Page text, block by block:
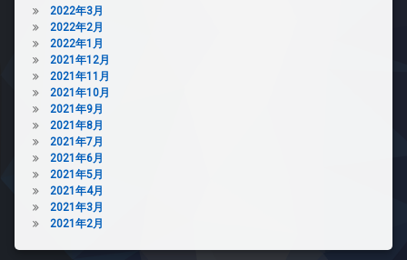
2022年3月
2022年2月
2022年1月
2021年12月
2021年11月
2021年10月
2021年9月
2021年8月
2021年7月
2021年6月
2021年5月
2021年4月
2021年3月
2021年2月